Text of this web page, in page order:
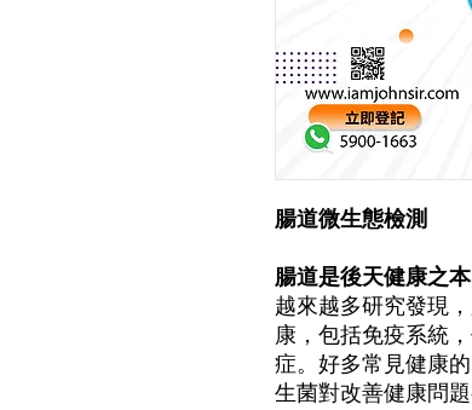
腸道微生態檢測
腸道是後天健康之
越來越多研究發現
康，包括免疫系統 ，
症。好多常見健康
生菌對改善健康問題